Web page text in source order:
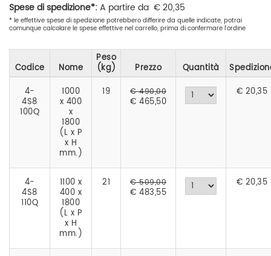
Spese di spedizione*:A partire da €20,35
* le effettive spese di spedizione potrebbero differire da quelle indicate, potrai
comunque calcolare le spese effettive nel carrello, prima di confermare l'ordine
Codice Nome
Peso
(kg)
Prezzo Quantità
4-
4S8
100Q
1000
x 400
x
1800
(L x P
x H
mm.)
19 € 490,00
€ 465,50
€ 20,35
4-
4S8
110Q
1100 x
400 x
1800
(L x P
x H
mm.)
21 € 509,00
€ 483,55
€ 20,35